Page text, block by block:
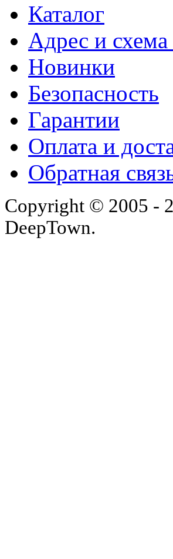
Каталог
Адрес и схема
Новинки
Безопасность
Гарантии
Оплата и
Обратная
Copyright © 2005 -
DeepTown.